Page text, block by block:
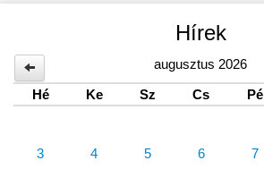
Hírek
augusztus 2026
Hé
Ke Sz Cs Pé
3 4 5 6 7